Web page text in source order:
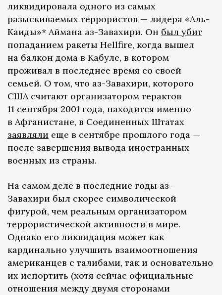
ликвидировала одного из самых
разыскиваемых террористов — лидера «Аль-
Каиды»* Аймана аз-Завахири. Он был убит
попаданием ракеты Hellfire, когда вышел
на балкон дома в Кабуле, в котором
проживал в последнее время со своей
семьей. О том, что аз-Завахири, которого
США считают организатором терактов
11 сентября 2001 года, находится именно
в Афганистане, в Соединенных Штатах
заявляли еще в сентябре прошлого года —
после завершения вывода иностранных
военных из страны.
На самом деле в последние годы аз-
Завахири был скорее символической
фигурой, чем реальным организатором
террористической активности в мире.
Однако его ликвидация может как
кардинально улучшить взаимоотношения
американцев с талибами, так и основательно
их испортить (хотя сейчас официальные
отношения между двумя сторонами